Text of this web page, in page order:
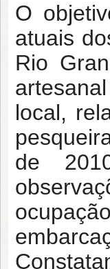
O
atuais
Rio
local,
de